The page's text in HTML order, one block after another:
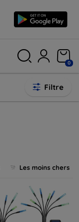
0
Filtre
Les moins chers